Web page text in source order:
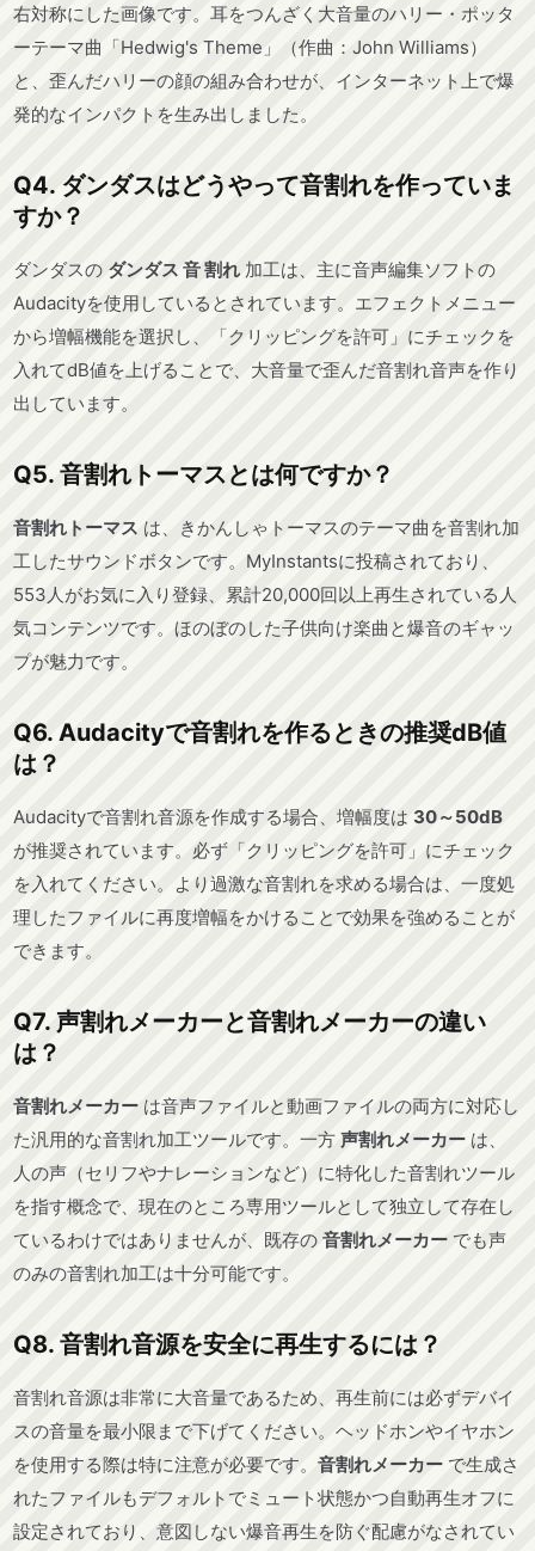
右対称にした画像です。耳をつんざく大音量のハリー・ポッタ
ーテーマ曲「Hedwig's Theme」（作曲：John Williams）
と、歪んだハリーの顔の組み合わせが、インターネット上で爆
発的なインパクトを生み出しました。
Q4. ダンダスはどうやって音割れを作っていま
すか？
ダンダスの ダンダス 音 割れ加工は、主に音声編集ソフトの
Audacityを使用しているとされています。エフェクトメニュー
から増幅機能を選択し、「クリッピングを許可」にチェックを
入れてdB値を上げることで、大音量で歪んだ音割れ音声を作り
出しています。
Q5. 音割れトーマスとは何ですか？
音割れトーマス は、きかんしゃトーマスのテーマ曲を音割れ加
工したサウンドボタンです。MyInstantsに投稿されており、
553人がお気に入り登録、累計20,000回以上再生されている人
気コンテンツです。ほのぼのした子供向け楽曲と爆音のギャッ
プが魅力です。
Q6. Audacityで音割れを作るときの推奨dB値
は？
Audacityで音割れ音源を作成する場合、増幅度は 30～50dB
が推奨されています。必ず「クリッピングを許可」にチェック
を入れてください。より過激な音割れを求める場合は、一度処
理したファイルに再度増幅をかけることで効果を強めることが
できます。
Q7. 声割れメーカーと音割れメーカーの違い
は？
音割れメーカー は音声ファイルと動画ファイルの両方に対応し
た汎用的な音割れ加工ツールです。一方 声割れメーカー は、
人の声（セリフやナレーションなど）に特化した音割れツール
を指す概念で、現在のところ専用ツールとして独立して存在し
ているわけではありませんが、既存の 音割れメーカー でも声
のみの音割れ加工は十分可能です。
Q8. 音割れ音源を安全に再生するには？
音割れ音源は非常に大音量であるため、再生前には必ずデバイ
スの音量を最小限まで下げてください。ヘッドホンやイヤホン
を使用する際は特に注意が必要です。 音割れメーカー で生成さ
れたファイルもデフォルトでミュート状態かつ自動再生オフに
設定されており、意図しない爆音再生を防ぐ配慮がなされてい